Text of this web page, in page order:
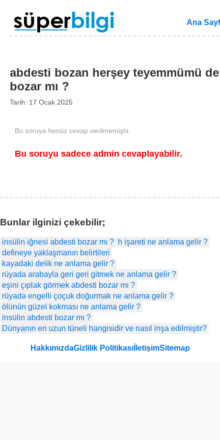
Ana
abdesti bozan herşey teyemmümü de
bozar mı ?
Tarih: 17 Ocak 2025
Bu soruya henüz cevap verilmemiştir.
Bu soruyu sadece admin cevaplayabilir.
Bunlar ilginizi çekebilir;
insülin iğnesi abdesti bozar mı ? h işareti ne anlama gelir ?
defineye yaklaşmanın belirtileri​
kayadaki delik ne anlama gelir ?
rüyada arabayla geri geri gitmek ne anlama gelir ?
eşini çıplak görmek abdesti bozar mı ?
rüyada engelli çoçuk doğurmak ne anlama gelir ?
ölünün güzel kokması ne anlama gelir ?
insülin abdesti bozar mı ?
Dünyanın en uzun tüneli hangisidir ve nasıl inşa edilmiştir?
HakkımızdaGizlilik PolitikasıİletişimSitemap